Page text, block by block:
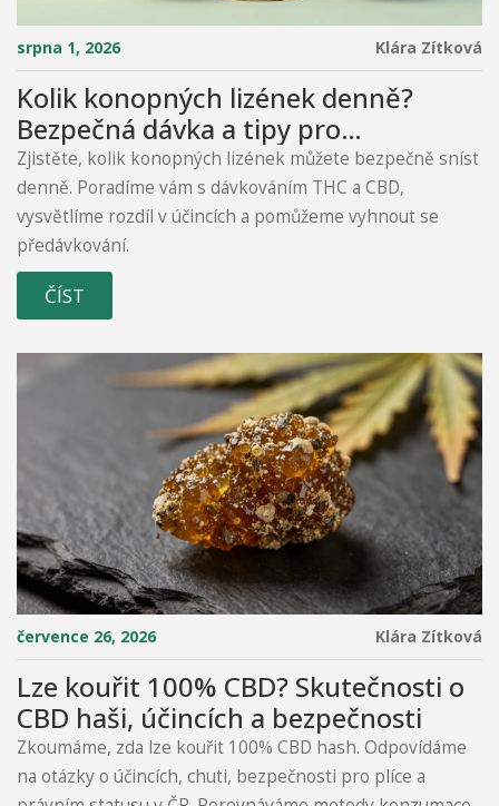
srpna 1, 2026 Klára Zítková
Kolik konopných lizének denně?
Bezpečná dávka a tipy pro
začátečníky
Zjistěte, kolik konopných lizének můžete bezpečně sníst
denně. Poradíme vám s dávkováním THC a CBD,
vysvětlíme rozdíl v účincích a pomůžeme vyhnout se
předávkování.
ČÍST
července 26, 2026 Klára Zítková
Lze kouřit 100% CBD? Skutečnosti o
CBD haši, účincích a bezpečnosti
Zkoumáme, zda lze kouřit 100% CBD hash. Odpovídáme
na otázky o účincích, chuti, bezpečnosti pro plíce a